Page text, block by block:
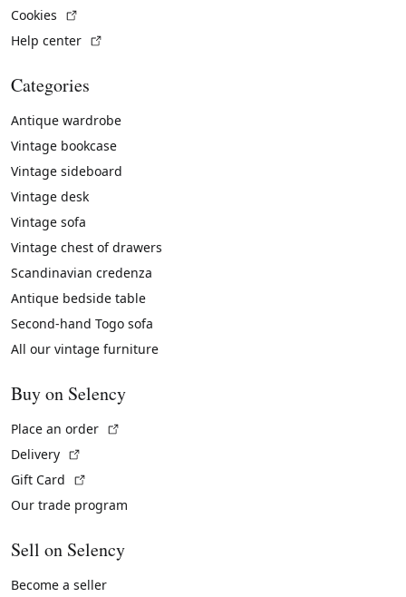
Cookies
Help center
Categories
Antique wardrobe
Vintage bookcase
Vintage sideboard
Vintage desk
Vintage sofa
Vintage chest of drawers
Scandinavian credenza
Antique bedside table
Second-hand Togo sofa
All our vintage furniture
Buy on Selency
Place an order
Delivery
Gift Card
Our trade program
Sell on Selency
Become a seller